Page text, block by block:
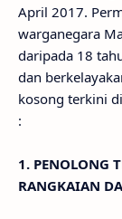
April 2017.
warganegara
daripada 18
dan
kosong terkini
:
1. PENOLONG
RANGKAIAN